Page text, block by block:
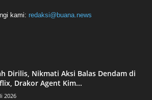
kami: redaksi@buana.news
Dirilis, Nikmati Aksi Balas Dendam di
Drakor Agent Kim...
2026